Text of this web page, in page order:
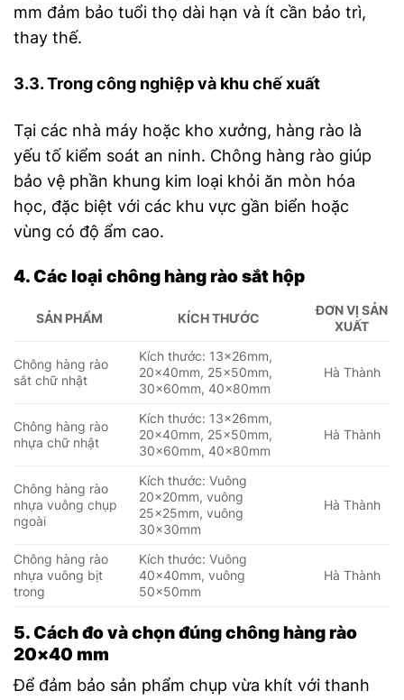
mm đảm bảo tuổi thọ dài hạn và ít cần bảo trì,
thay thế.
3.3. Trong công nghiệp và khu chế xuất
Tại các nhà máy hoặc kho xưởng, hàng rào là
yếu tố kiểm soát an ninh. Chông hàng rào giúp
bảo vệ phần khung kim loại khỏi ăn mòn hóa
học, đặc biệt với các khu vực gần biển hoặc
vùng có độ ẩm cao.
4. Các loại chông hàng rào sắt hộp
SẢN PHẨM KÍCH THƯỚC
ĐƠN VỊ SẢN
XUẤT
Chông hàng rào
sắt chữ nhật
Kích thước: 13x26mm,
20x40mm, 25x50mm,
30x60mm, 40x80mm
Hà Thành
Chông hàng rào
nhựa chữ nhật
Kích thước: 13x26mm,
20x40mm, 25x50mm,
30x60mm, 40x80mm
Hà Thành
Chông hàng rào
nhựa vuông chụp
ngoài
Kích thước: Vuông
20x20mm, vuông
25x25mm, vuông
30x30mm
Hà Thành
Chông hàng rào
nhựa vuông bịt
trong
Kích thước: Vuông
40x40mm, vuông
50x50mm
Hà Thành
5. Cách đo và chọn đúng chông hàng rào
20×40 mm
Để đảm bảo sản phẩm chụp vừa khít với thanh